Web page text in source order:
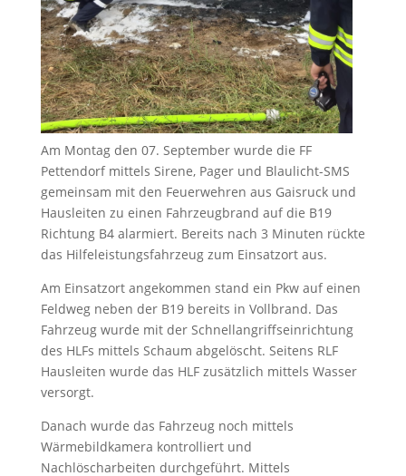
Am Montag den 07. September wurde die FF
Pettendorf mittels Sirene, Pager und Blaulicht-SMS
gemeinsam mit den Feuerwehren aus Gaisruck und
Hausleiten zu einen Fahrzeugbrand auf die B19
Richtung B4 alarmiert. Bereits nach 3 Minuten rückte
das Hilfeleistungsfahrzeug zum Einsatzort aus.
Am Einsatzort angekommen stand ein Pkw auf einen
Feldweg neben der B19 bereits in Vollbrand. Das
Fahrzeug wurde mit der Schnellangriffseinrichtung
des HLFs mittels Schaum abgelöscht. Seitens RLF
Hausleiten wurde das HLF zusätzlich mittels Wasser
versorgt.
Danach wurde das Fahrzeug noch mittels
Wärmebildkamera kontrolliert und
Nachlöscharbeiten durchgeführt. Mittels